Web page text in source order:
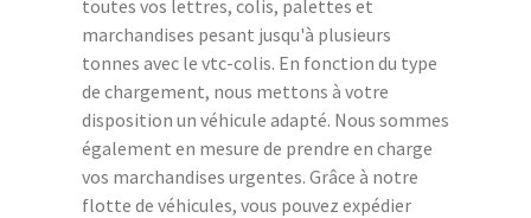
toutes vos lettres, colis, palettes et
marchandises pesant jusqu'à plusieurs
tonnes avec le vtc-colis. En fonction du type
de chargement, nous mettons à votre
disposition un véhicule adapté. Nous sommes
également en mesure de prendre en charge
vos marchandises urgentes. Grâce à notre
flotte de véhicules, vous pouvez expédier